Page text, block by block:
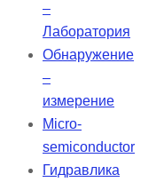
–
Лаборатория
Обнаружение
–
измерение
Micro-
semiconductor
Гидравлика